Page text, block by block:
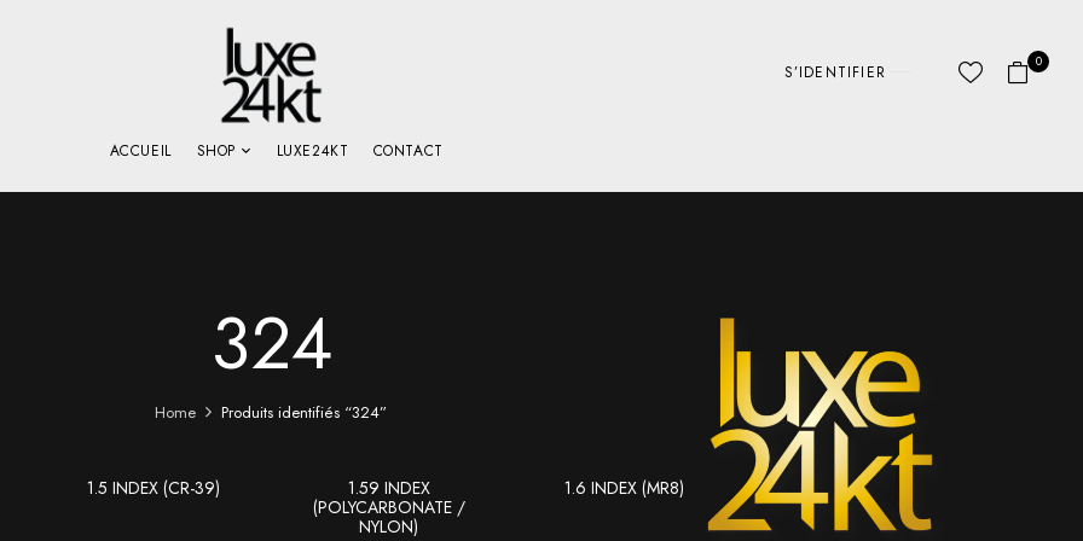
S’IDENTIFIER
0
ACCUEIL SHOP LUXE24KT CONTACT
324
Home Produits identifiés “324”
1.5 INDEX (CR-39)
1.59 INDEX
(POLYCARBONATE /
NYLON)
1.6 INDEX (MR8) ABC LINES